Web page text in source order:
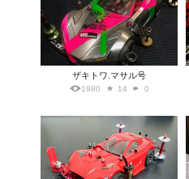
ザキトワ.マサル号
1980 14 0